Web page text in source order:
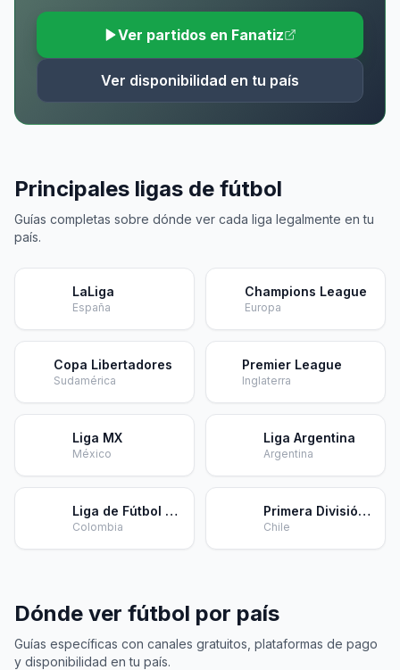
Ver partidos en Fanatiz
Ver disponibilidad en tu país
Principales ligas de fútbol
Guías completas sobre dónde ver cada liga legalmente en tu
país.
LaLiga
España
Champions League
Europa
Copa Libertadores
Sudamérica
Premier League
Inglaterra
Liga MX
México
Liga Argentina
Argentina
Liga de Fútbol Colombia
Colombia
Primera División Chile
Chile
Dónde ver fútbol por país
Guías específicas con canales gratuitos, plataformas de pago
y disponibilidad en tu país.